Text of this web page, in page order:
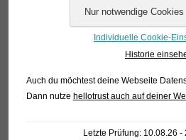
02. Lebende Fossilien
03. Knochenzüngler
04. Tarpune
Individuelle Cookie-
Historie
Auch du möchtest deine Webseite
Dann nutze hellotrust auch auf deiner
Letzte Prüfung: 10.08.26 -